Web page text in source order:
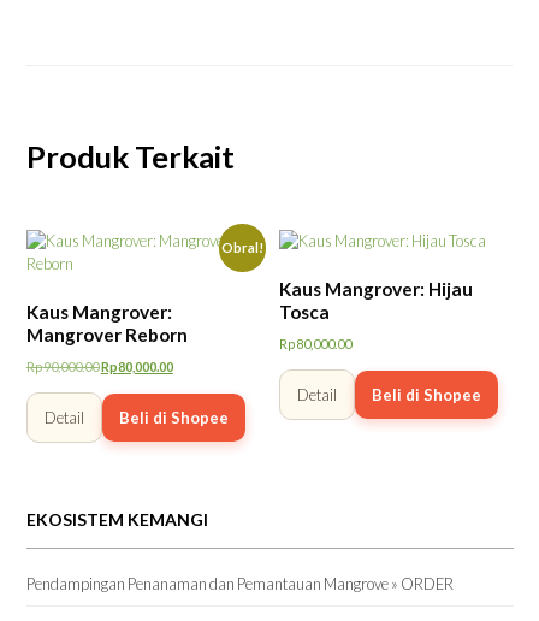
Produk Terkait
Obral!
Kaus Mangrover:
Mangrover Reborn
Rp90,000.00
Harga
aslinya
adalah:
Rp80,000.00
Harga
saat
ini
Detail Beli di Shopee
Kaus Mangrover: Hijau
Tosca
Rp80,000.00
Detail Beli di Shopee
EKOSISTEM KEMANGI
Pendampingan Penanaman dan Pemantauan Mangrove » ORDER